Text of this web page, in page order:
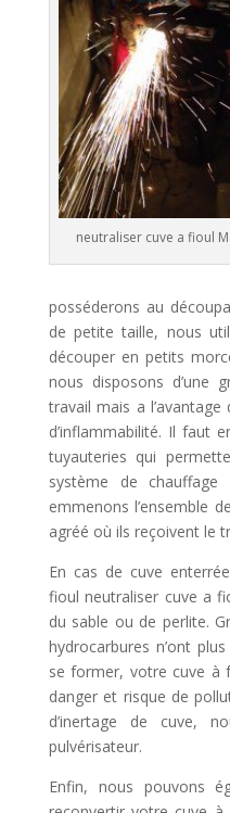
neutraliser cuve a fioul
posséderons au
de petite taille, nous
découper en petits
nous disposons d’une
travail mais a
d’inflammabilité. Il faut
tuyauteries qui
système de
emmenons l’ensemble
agréé où ils reçoivent le
En cas de cuve
fioul neutraliser cuve a
du sable ou de perlite.
hydrocarbures n’ont
se former, votre cuve à
danger et risque de
d’inertage de cuve,
pulvérisateur.
Enfin, nous pouvons